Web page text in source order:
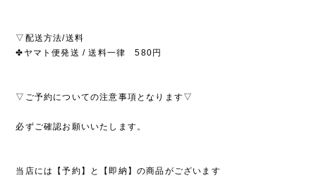
▽配送方法/送料
✤ヤマト便発送 / 送料一律 580円
▽ご予約についての注意事項となります▽
必ずご確認お願いいたします。
当店には【予約】と【即納】の商品がございます